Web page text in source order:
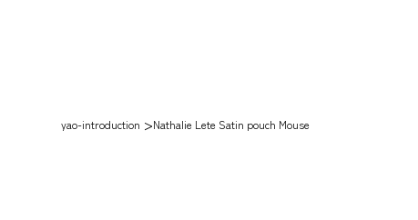
yao-introduction >Nathalie Lete Satin pouch Mouse